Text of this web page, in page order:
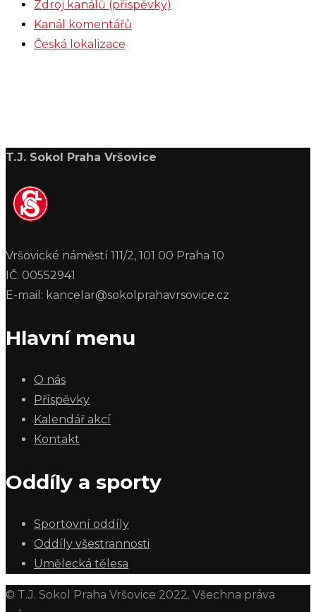
Zdroj kanálů (příspěvky)
Kanál komentářů
Česká lokalizace
T.J. Sokol Praha Vršovice
Vršovické náměstí 111/2, 101 00 Praha 10
IČ: 00552941
E-mail: kancelar@sokolprahavrsovice.cz
Hlavní menu
O nás
Příspěvky
Kalendář akcí
Kontakt
Oddíly a sporty
Sportovní oddíly
Oddíly všestrannosti
Umělecká tělesa
© T.J. Sokol Praha Vršovice 2022. Všechna práva